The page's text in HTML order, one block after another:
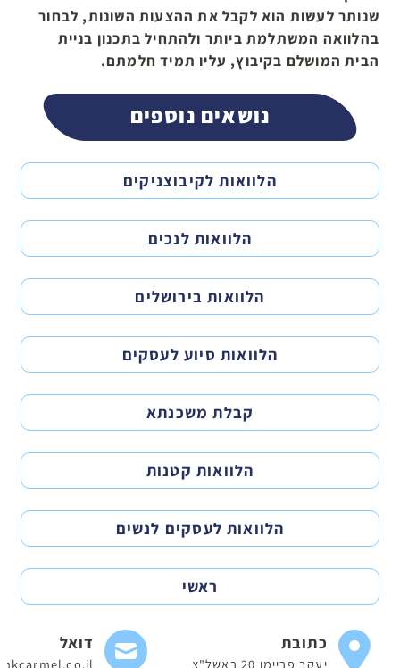
שנותר לעשות הוא לקבל את ההצעות השונות, לבחור
בהלוואה המשתלמת ביותר ולהתחיל בתכנון בניית
הבית המושלם בקיבוץ, עליו תמיד חלמתם.
נושאים נוספים
הלוואות לקיבוצניקים
הלוואות לנכים
הלוואות בירושלים
הלוואות סיוע לעסקים
קבלת משכנתא
הלוואות קטנות
הלוואות לעסקים לנשים
ראשי
כתובת
יעקב פריימן 20 ראשל"צ
דואל